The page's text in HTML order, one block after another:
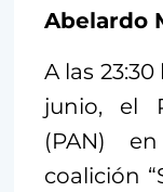
Abelardo
A las
junio, el
(PAN)
coalición